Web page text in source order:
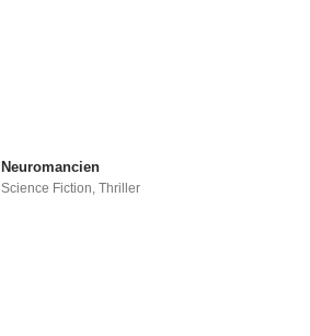
Neuromancien
Science Fiction,Thriller